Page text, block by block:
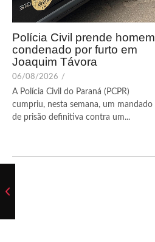
Polícia Civil prende homem
condenado por furto em
Joaquim Távora
06/08/2026 /
A Polícia Civil do Paraná (PCPR)
cumpriu, nesta semana, um mandado
de prisão definitiva contra um...